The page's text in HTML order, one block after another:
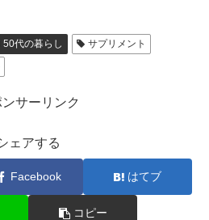
50代の暮らし
サプリメント
ンサーリンク
ェアする
Facebook はてブ
コピー